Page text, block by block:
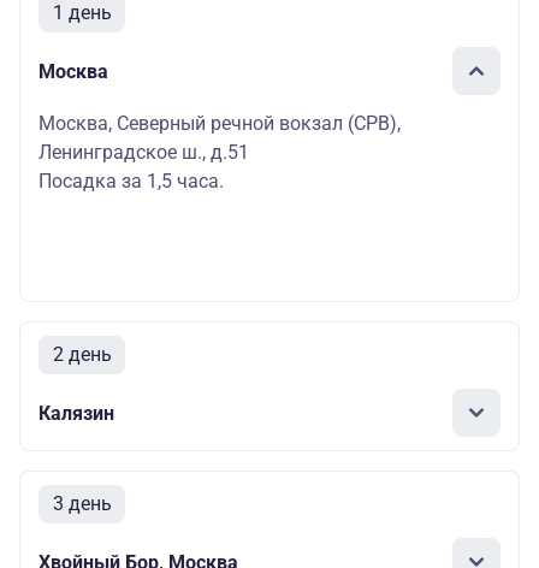
1 день
Москва
Москва, Северный речной вокзал (СРВ),
Ленинградское ш., д.51
Посадка за 1,5 часа.
2 день
Калязин
3 день
Хвойный Бор, Москва